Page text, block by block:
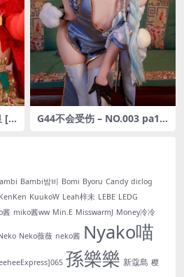
[2
G44不会受伤 – NO.003 pa15
Bambi밤비 Bomi Byoru Candy dir.log
KenKen KuukoW Leah梓未 LEBE LEDG
酱 miko酱ww Min.E MisswarmJ Money冷冷
Neko薇薇 neko酱 Nyako喵
孫樂樂 新蔻島 樱